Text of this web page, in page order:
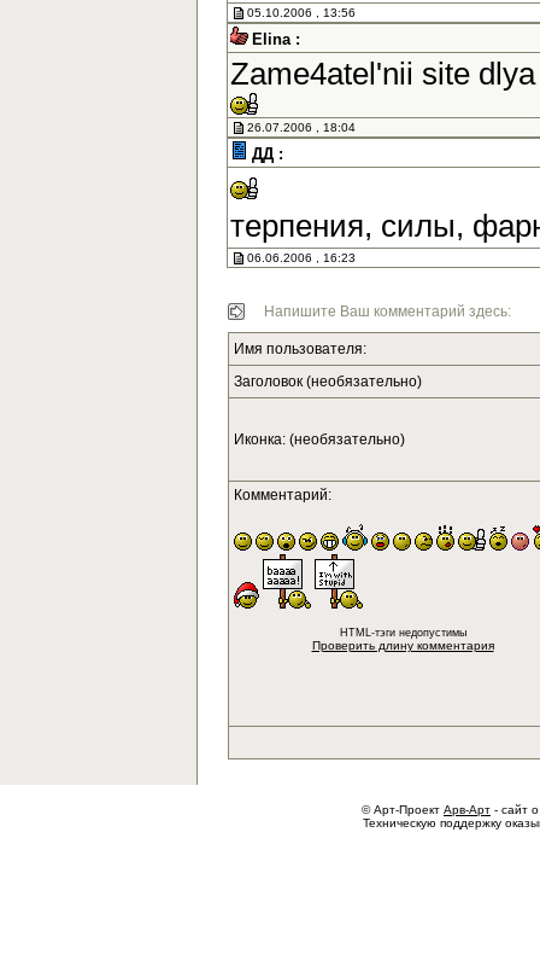
05.10.2006 , 13:56
Elina :
Zame4atel'nii site
26.07.2006 , 18:04
ДД :
терпения, силы,
06.06.2006 , 16:23
Напишите Ваш комментарий здесь:
Имя пользователя:
Заголовок (необязательно)
Иконка: (необязательно)
Комментарий:
HTML-тэги недопустимы
Проверить длину комментария
© Арт-Проект Арв-Арт - сайт
Техническую поддержку